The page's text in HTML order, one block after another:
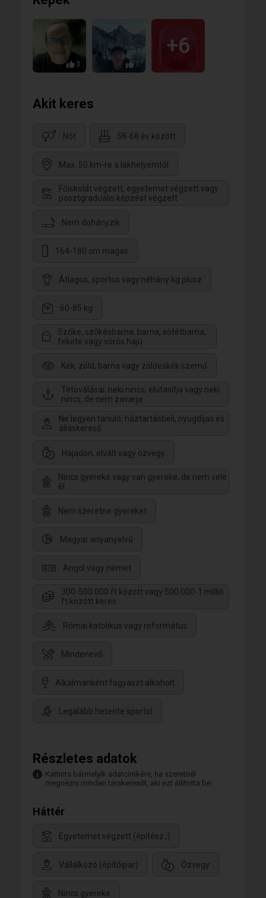
3 1
+6
Akit keres
Nőt 58-68 év között
Max. 50 km-re a lakhelyemtől
Főiskolát végzett, egyetemet végzett vagy
posztgraduális képzést végzett
Nem dohányzik
164-180 cm magas
Átlagos, sportos vagy néhány kg plusz
60-85 kg
Szőke, szőkésbarna, barna, sötétbarna,
fekete vagy vörös hajú
Kék, zöld, barna vagy zöldeskék szemű
Tetoválásai: neki nincs, elutasítja vagy neki
nincs, de nem zavarja
Ne legyen tanuló, háztartásbeli, nyugdíjas és
álláskereső
Hajadon, elvált vagy özvegy
Nincs gyereke vagy van gyereke, de nem vele
él
Nem szeretne gyereket
Magyar anyanyelvű
Angol vagy német
300-500.000 ft között vagy 500.000-1 millió
ft között keres
Római katolikus vagy református
Mindenevő
Alkalmanként fogyaszt alkoholt
Legalább hetente sportol
Részletes adatok
Kattints bármelyik adatcímkére, ha szeretnél
megnézni minden társkeresőt, aki ezt állította be.
Háttér
Egyetemet végzett (építész ,)
Vállalkozó (építőipar) Özvegy
Nincs gyereke